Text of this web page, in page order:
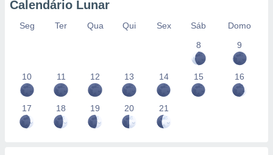
estudos
Calendário Lunar
Seg Ter Qua Qui Sex Sáb
Domo
8
9
10 11 12 13 14 15 16
17 18 19 20 21